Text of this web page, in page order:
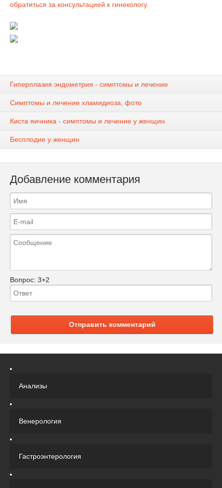
обратиться за консультацией к гинекологу.
Гиперплазия эндометрия - симптомы и лечение
Симптомы и лечение хламидиоза, фото
Киста яичника - симптомы и лечение у женщин
Бесплодие у женщин
Добавление комментария
Вопрос: 3+2
Отправить комментарий
Анализы
Венерология
Гастроэнтерология